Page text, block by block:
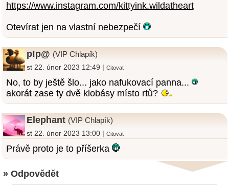
https://www.instagram.com/kittyink.wildatheart
Otevírat jen na vlastní nebezpečí
p!p@ (VIP Chlapík)
st 22. únor 2023 12:49 |Citovat
No, to by ještě šlo... jako nafukovací panna...
akorát zase ty dvě klobásy místo rtů?
Elephant (VIP Chlapík)
st 22. únor 2023 13:00 |Citovat
Právě proto je to příšerka
» Odpovědět